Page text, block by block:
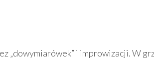
„dowymiarówek” i improwizacji. W